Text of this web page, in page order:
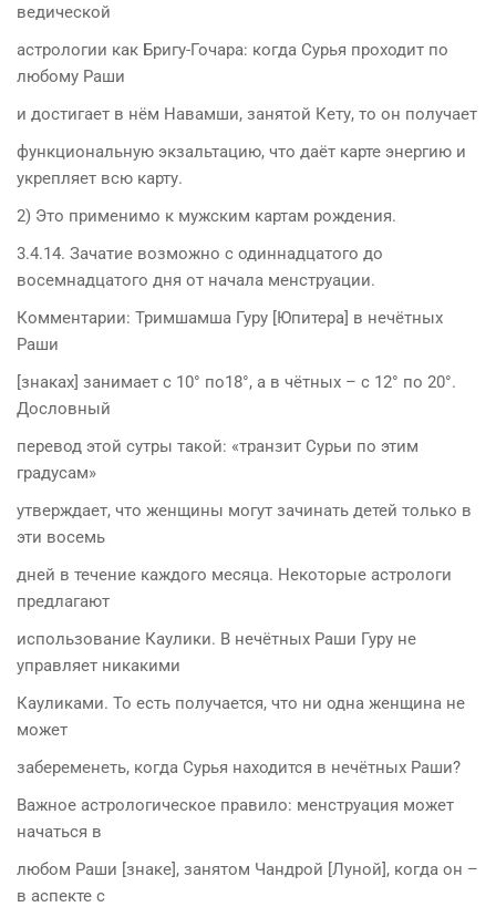
ведической
астрологии как Бригу-Гочара: когда Сурья проходит по
любому Раши
и достигает в нём Навамши, занятой Кету, то он получает
функциональную экзальтацию, что даёт карте энергию и
укрепляет всю карту.
2) Это применимо к мужским картам рождения.
3.4.14. Зачатие возможно с одиннадцатого до
восемнадцатого дня от начала менструации.
Комментарии: Тримшамша Гуру [Юпитера] в нечётных
Раши
[знаках] занимает с 10° по18°, а в чётных – с 12° по 20°.
Дословный
перевод этой сутры такой: «транзит Сурьи по этим
градусам»
утверждает, что женщины могут зачинать детей только в
эти восемь
дней в течение каждого месяца. Некоторые астрологи
предлагают
использование Каулики. В нечётных Раши Гуру не
управляет никакими
Кауликами. То есть получается, что ни одна женщина не
может
забеременеть, когда Сурья находится в нечётных Раши?
Важное астрологическое правило: менструация может
начаться в
любом Раши [знаке], занятом Чандрой [Луной], когда он –
в аспекте с